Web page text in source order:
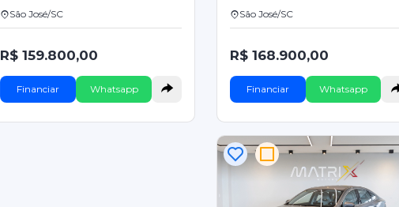
São José/SC
R$ 159.800,00
Financiar Whatsapp
São José/SC
R$ 168.900,00
Financiar Whatsapp